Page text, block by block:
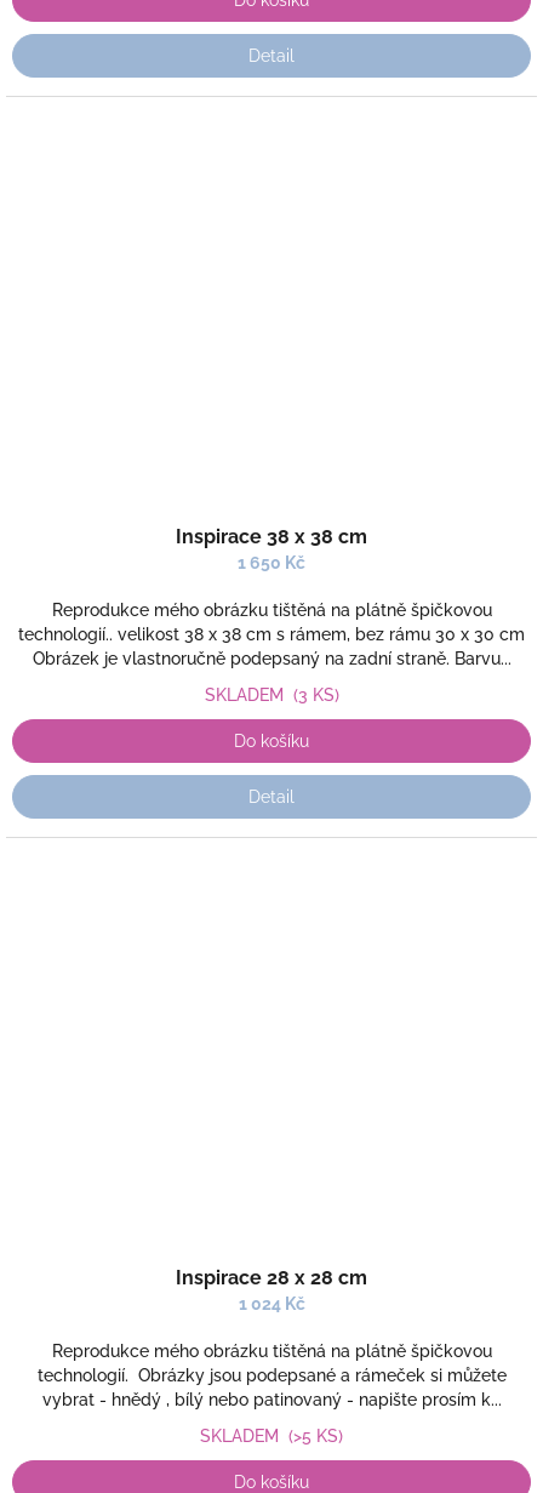
Detail
Inspirace 38 x 38 cm
1 650 Kč
Reprodukce mého obrázku tištěná na plátně špičkovou
technologií.. velikost 38 x 38 cm s rámem, bez rámu 30 x 30 cm
Obrázek je vlastnoručně podepsaný na zadní straně. Barvu...
SKLADEM (3 KS)
Do košíku
Detail
Inspirace 28 x 28 cm
1 024 Kč
Reprodukce mého obrázku tištěná na plátně špičkovou
technologií. Obrázky jsou podepsané a rámeček si můžete
vybrat - hnědý , bílý nebo patinovaný - napište prosím k...
SKLADEM (>5 KS)
Do košíku